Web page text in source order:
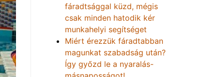
fáradtsággal küzd, mégis
csak minden hatodik kér
munkahelyi segítséget
Miért érezzük fáradtabban
magunkat szabadság után?
Így győzd le a nyaralás-